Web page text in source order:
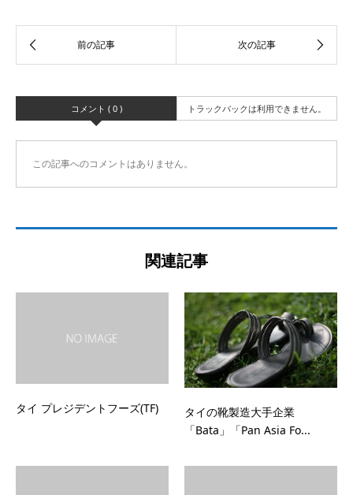
コメント ( 0 ) トラックバックは利用できません。
この記事へのコメントはありません。
関連記事
タイ プレジデントフーズ(TF)
タイの靴製造大手企業
「Bata」「Pan Asia Fo...